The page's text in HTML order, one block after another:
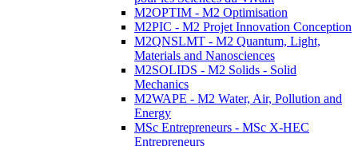
M2OPTIM - M2 Optimisation
M2PIC - M2 Projet Innovation Conception
M2QNSLMT - M2 Quantum, Light,
Materials and Nanosciences
M2SOLIDS - M2 Solids - Solid
Mechanics
M2WAPE - M2 Water, Air, Pollution and
Energy
MSc Entrepreneurs - MSc X-HEC
Entrepreneurs